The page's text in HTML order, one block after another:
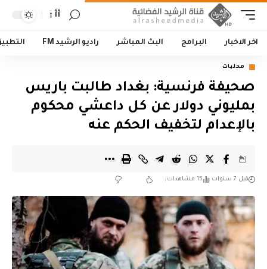
أأ
اخر الاخبار البرامج البث المباشر راديو الرشيد FM
محليات
صحيفة فرنسية: بغداد طالبت باريس
بمليوني دولار عن كل داعشي محكوم
بالإعدام لتخفيف الحكم عنه
قبل 7 سنوات 15 مشاهدات